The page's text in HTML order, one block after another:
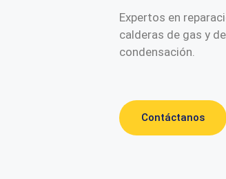
Expertos en
calderas de gas y de
condensación.
Contáctanos